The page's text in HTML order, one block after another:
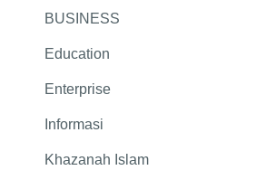
BUSINESS
Education
Enterprise
Informasi
Khazanah Islam